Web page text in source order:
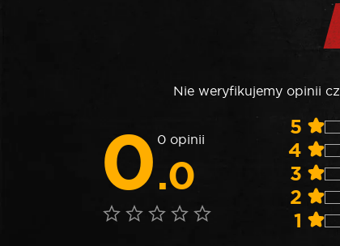
Nie weryfikujemy opinii
0.0
0 opinii 5
4
3
2
1